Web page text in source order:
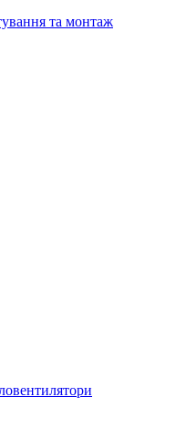
та монтаж